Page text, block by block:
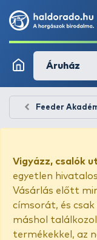
Áruház
Feeder
Vigyázz, csalók
egyetlen
Vásárlás előtt
címsorát, és
máshol
termékekkel, az